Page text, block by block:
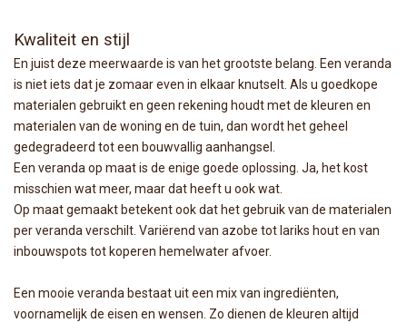
Kwaliteit en stijl
En juist deze meerwaarde is van het grootste belang. Een veranda
is niet iets dat je zomaar even in elkaar knutselt. Als u goedkope
materialen gebruikt en geen rekening houdt met de kleuren en
materialen van de woning en de tuin, dan wordt het geheel
gedegradeerd tot een bouwvallig aanhangsel.
Een veranda op maat is de enige goede oplossing. Ja, het kost
misschien wat meer, maar dat heeft u ook wat.
Op maat gemaakt betekent ook dat het gebruik van de materialen
per veranda verschilt. Variërend van azobe tot lariks hout en van
inbouwspots tot koperen hemelwater afvoer.
Een mooie veranda bestaat uit een mix van ingrediënten,
voornamelijk de eisen en wensen. Zo dienen de kleuren altijd